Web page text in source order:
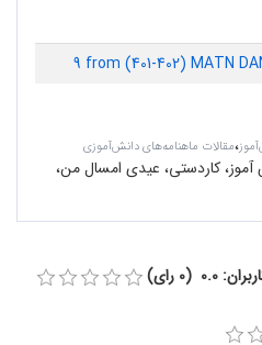
9 from (401-402) MATN
،مقالات ماهنامه‌های دانش‌آموزی
کاردستی، عیدی امسال من،
(0 رای)